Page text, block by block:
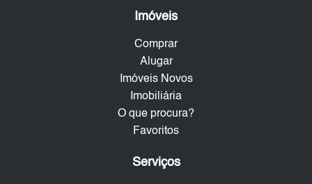
Imóveis
Comprar
Alugar
Imóveis Novos
Imobiliária
O que procura?
Favoritos
Serviços